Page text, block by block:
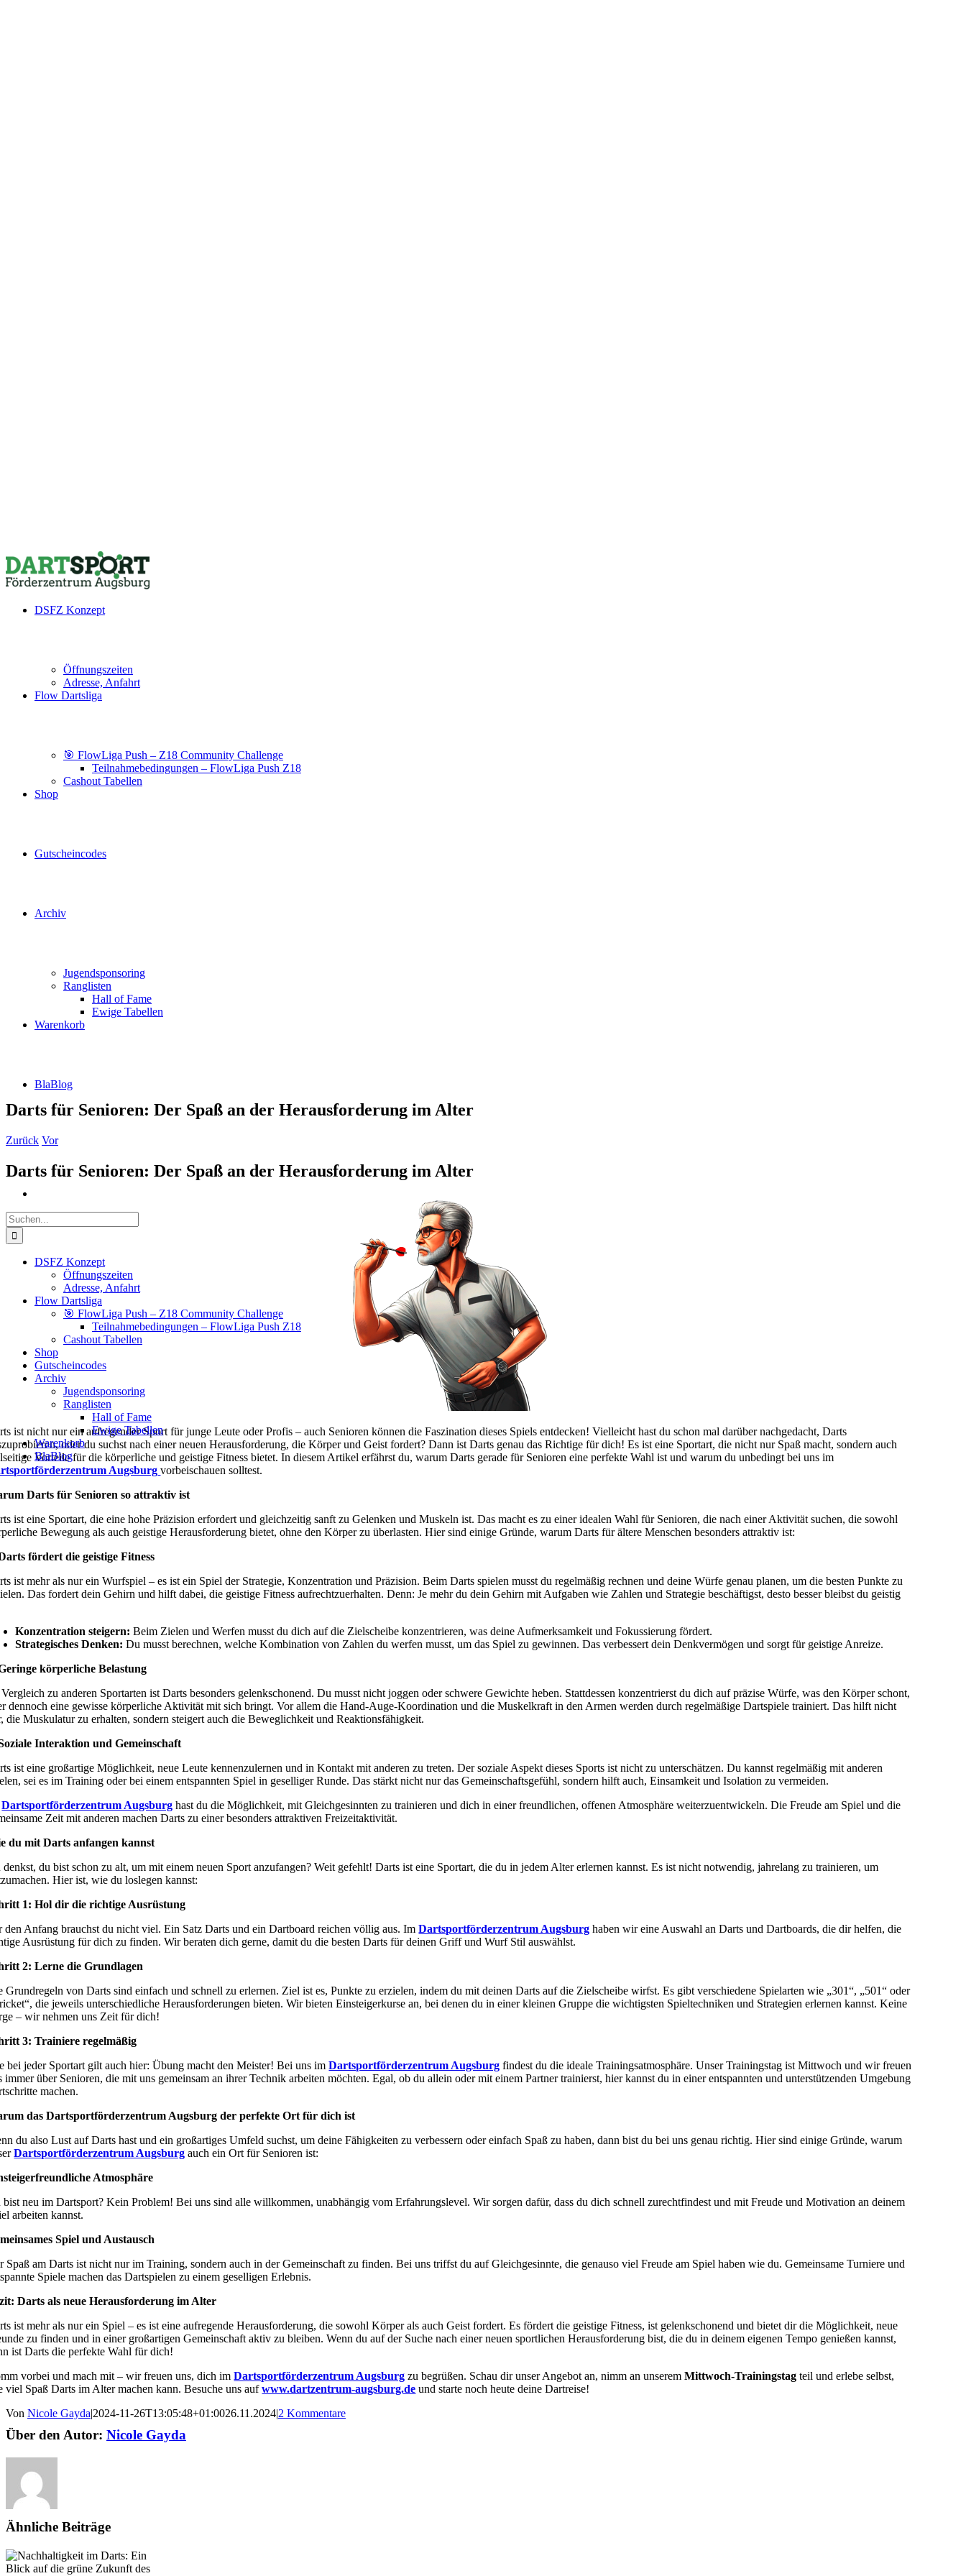
DSFZ Konzept
Öffnungszeiten
Adresse, Anfahrt
Flow Dartsliga
🎯 FlowLiga Push – Z18 Community Challenge
Teilnahmebedingungen – FlowLiga Push Z18
Cashout Tabellen
Shop
Gutscheincodes
Archiv
Jugendsponsoring
Ranglisten
Hall of Fame
Ewige Tabellen
Warenkorb
BlaBlog
Suche
nach:
DSFZ Konzept
Öffnungszeiten
Adresse, Anfahrt
Flow Dartsliga
🎯 FlowLiga Push – Z18 Community Challenge
Teilnahmebedingungen – FlowLiga Push Z18
Cashout Tabellen
Shop
Gutscheincodes
Archiv
Jugendsponsoring
Ranglisten
Hall of Fame
Ewige Tabellen
Warenkorb
BlaBlog
Darts für Senioren: Der Spaß an der Herausforderung im Alter
Zurück Vor
Darts für Senioren: Der Spaß an der Herausforderung im Alter
ist nicht nur ein aufregender Sport für junge Leute oder Profis – auch Senioren können die Faszination dieses Spiels entdecken! Vielleicht hast du schon mal darüber nachgedacht, Darts
oder du suchst nach einer neuen Herausforderung, die Körper und Geist fordert? Dann ist Darts genau das Richtige für dich! Es ist eine Sportart, die nicht nur Spaß macht, sondern auch
Vorteile für die körperliche und geistige Fitness bietet. In diesem Artikel erfährst du, warum Darts gerade für Senioren eine perfekte Wahl ist und warum du unbedingt bei uns im
Augsburg vorbeischauen solltest.
Darts für Senioren so attraktiv ist
ist eine Sportart, die eine hohe Präzision erfordert und gleichzeitig sanft zu Gelenken und Muskeln ist. Das macht es zu einer idealen Wahl für Senioren, die nach einer Aktivität suchen, die sowohl
Bewegung als auch geistige Herausforderung bietet, ohne den Körper zu überlasten. Hier sind einige Gründe, warum Darts für ältere Menschen besonders attraktiv ist:
fördert die geistige Fitness
ist mehr als nur ein Wurfspiel – es ist ein Spiel der Strategie, Konzentration und Präzision. Beim Darts spielen musst du regelmäßig rechnen und deine Würfe genau planen, um die besten Punkte zu
Das fordert dein Gehirn und hilft dabei, die geistige Fitness aufrechtzuerhalten. Denn: Je mehr du dein Gehirn mit Aufgaben wie Zahlen und Strategie beschäftigst, desto besser bleibst du geistig
Konzentration steigern: Beim Zielen und Werfen musst du dich auf die Zielscheibe konzentrieren, was deine Aufmerksamkeit und Fokussierung fördert.
Strategisches Denken: Du musst berechnen, welche Kombination von Zahlen du werfen musst, um das Spiel zu gewinnen. Das verbessert dein Denkvermögen und sorgt für geistige Anreize.
körperliche Belastung
zu anderen Sportarten ist Darts besonders gelenkschonend. Du musst nicht joggen oder schwere Gewichte heben. Stattdessen konzentrierst du dich auf präzise Würfe, was den Körper schont,
dennoch eine gewisse körperliche Aktivität mit sich bringt. Vor allem die Hand-Auge-Koordination und die Muskelkraft in den Armen werden durch regelmäßige Dartspiele trainiert. Das hilft nicht
die Muskulatur zu erhalten, sondern steigert auch die Beweglichkeit und Reaktionsfähigkeit.
Interaktion und Gemeinschaft
ist eine großartige Möglichkeit, neue Leute kennenzulernen und in Kontakt mit anderen zu treten. Der soziale Aspekt dieses Sports ist nicht zu unterschätzen. Du kannst regelmäßig mit anderen
sei es im Training oder bei einem entspannten Spiel in geselliger Runde. Das stärkt nicht nur das Gemeinschaftsgefühl, sondern hilft auch, Einsamkeit und Isolation zu vermeiden.
Dartsportförderzentrum Augsburg hast du die Möglichkeit, mit Gleichgesinnten zu trainieren und dich in einer freundlichen, offenen Atmosphäre weiterzuentwickeln. Die Freude am Spiel und die
Zeit mit anderen machen Darts zu einer besonders attraktiven Freizeitaktivität.
du mit Darts anfangen kannst
denkst, du bist schon zu alt, um mit einem neuen Sport anzufangen? Weit gefehlt! Darts ist eine Sportart, die du in jedem Alter erlernen kannst. Es ist nicht notwendig, jahrelang zu trainieren, um
Hier ist, wie du loslegen kannst:
1: Hol dir die richtige Ausrüstung
den Anfang brauchst du nicht viel. Ein Satz Darts und ein Dartboard reichen völlig aus. ImDartsportförderzentrum Augsburg haben wir eine Auswahl an Darts und Dartboards, die dir helfen, die
Ausrüstung für dich zu finden. Wir beraten dich gerne, damit du die besten Darts für deinen Griff und Wurf Stil auswählst.
2: Lerne die Grundlagen
Grundregeln von Darts sind einfach und schnell zu erlernen. Ziel ist es, Punkte zu erzielen, indem du mit deinen Darts auf die Zielscheibe wirfst. Es gibt verschiedene Spielarten wie „301“, „501“ oder
die jeweils unterschiedliche Herausforderungen bieten. Wir bieten Einsteigerkurse an, bei denen du in einer kleinen Gruppe die wichtigsten Spieltechniken und Strategien erlernen kannst. Keine
– wir nehmen uns Zeit für dich!
3: Trainiere regelmäßig
bei jeder Sportart gilt auch hier: Übung macht den Meister! Bei uns imDartsportförderzentrum Augsburg findest du die ideale Trainingsatmosphäre. Unser Trainingstag ist Mittwoch und wir freuen
immer über Senioren, die mit uns gemeinsam an ihrer Technik arbeiten möchten. Egal, ob du allein oder mit einem Partner trainierst, hier kannst du in einer entspannten und unterstützenden Umgebung
machen.
das Dartsportförderzentrum Augsburg der perfekte Ort für dich ist
du also Lust auf Darts hast und ein großartiges Umfeld suchst, um deine Fähigkeiten zu verbessern oder einfach Spaß zu haben, dann bist du bei uns genau richtig. Hier sind einige Gründe, warum
Dartsportförderzentrum Augsburg auch ein Ort für Senioren ist:
Atmosphäre
bist neu im Dartsport? Kein Problem! Bei uns sind alle willkommen, unabhängig vom Erfahrungslevel. Wir sorgen dafür, dass du dich schnell zurechtfindest und mit Freude und Motivation an deinem
arbeiten kannst.
Spiel und Austausch
Spaß am Darts ist nicht nur im Training, sondern auch in der Gemeinschaft zu finden. Bei uns triffst du auf Gleichgesinnte, die genauso viel Freude am Spiel haben wie du. Gemeinsame Turniere und
Spiele machen das Dartspielen zu einem geselligen Erlebnis.
Darts als neue Herausforderung im Alter
ist mehr als nur ein Spiel – es ist eine aufregende Herausforderung, die sowohl Körper als auch Geist fordert. Es fördert die geistige Fitness, ist gelenkschonend und bietet dir die Möglichkeit, neue
zu finden und in einer großartigen Gemeinschaft aktiv zu bleiben. Wenn du auf der Suche nach einer neuen sportlichen Herausforderung bist, die du in deinem eigenen Tempo genießen kannst,
ist Darts die perfekte Wahl für dich!
vorbei und mach mit – wir freuen uns, dich imDartsportförderzentrum Augsburg zu begrüßen. Schau dir unser Angebot an, nimm an unseremMittwoch-Trainingstag teil und erlebe selbst,
viel Spaß Darts im Alter machen kann. Besuche uns aufwww.dartzentrum-augsburg.de und starte noch heute deine Dartreise!
Von Nicole Gayda|2024-11-26T13:05:48+01:0026.11.2024|2 Kommentare
Über den Autor: Nicole Gayda
Ähnliche Beiträge